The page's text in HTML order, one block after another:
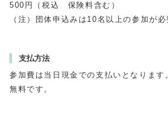
500円（税込 保険料含む）
（注）団体申込みは10名以上の参加が必
支払方法
参加費は当日現金での支払いとなります
無料です。